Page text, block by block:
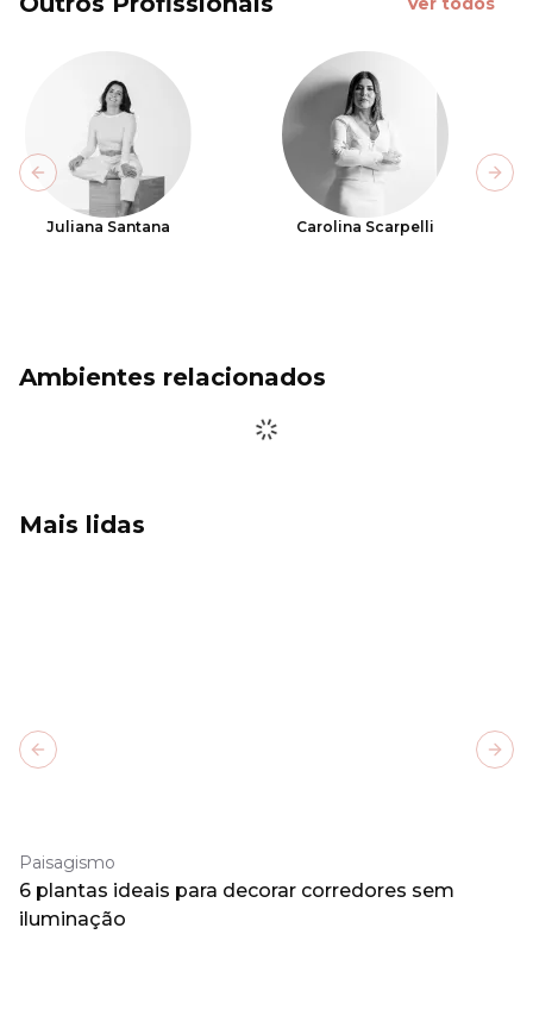
Juliana Santana Carolina Scarpelli
Previous slide
Ambientes relacionados
Mais lidas
Paisagismo
6 plantas ideais para decorar corredores sem
iluminação
Previous slide